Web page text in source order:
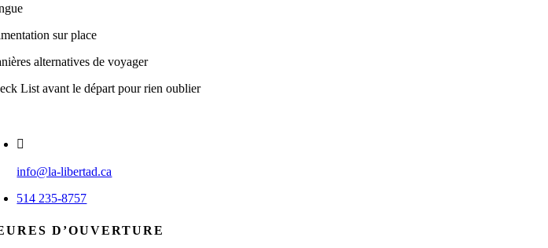
sur place
alternatives de voyager
List avant le départ pour rien oublier
info@la-libertad.ca
514 235-8757
D’OUVERTURE